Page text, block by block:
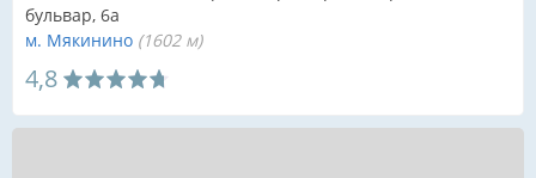
бульвар, 6а
м. Мякинино (1602 м)
4,8